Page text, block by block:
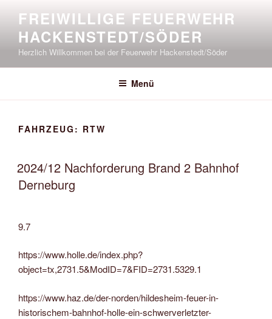
springen
FREIWILLIGE FEUERWEHR
HACKENSTEDT/SÖDER
Herzlich Willkommen bei der Feuerwehr Hackenstedt/Söder
Menü
FAHRZEUG: RTW
2024/12 Nachforderung Brand 2 Bahnhof
Derneburg
9.7
https://www.holle.de/index.php?
object=tx,2731.5&ModID=7&FID=2731.5329.1
https://www.haz.de/der-norden/hildesheim-feuer-in-
historischem-bahnhof-holle-ein-schwerverletzter-